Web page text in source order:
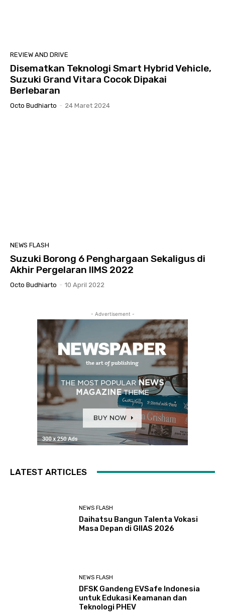
REVIEW AND DRIVE
Disematkan Teknologi Smart Hybrid Vehicle,
Suzuki Grand Vitara Cocok Dipakai
Berlebaran
Octo Budhiarto - 24 Maret 2024
NEWS FLASH
Suzuki Borong 6 Penghargaan Sekaligus di
Akhir Pergelaran IIMS 2022
Octo Budhiarto - 10 April 2022
- Advertisement -
LATEST ARTICLES
NEWS FLASH
Daihatsu Bangun Talenta Vokasi
Masa Depan di GIIAS 2026
NEWS FLASH
DFSK Gandeng EVSafe Indonesia
untuk Edukasi Keamanan dan
Teknologi PHEV